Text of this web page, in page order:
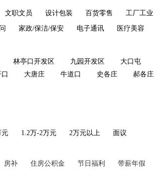
文职文员 设计包装 百货零售 工厂工业
家政/保洁/保安 电子通讯 医疗美容
林亭口开发区 九园开发区
大口屯
大唐庄 牛道口 史各庄
郝各庄
元 1.2万-2万元 2万元以上 面议
房补 住房公积金 节日福利 带薪年假